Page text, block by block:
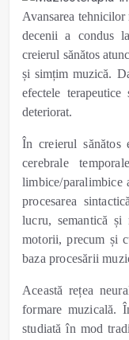
Avansarea
decenii a condus
creierul sănătos
și simțim muzică.
efectele terapeutice
deteriorat.
În creierul sănătos
cerebrale
limbice/paralimbice
procesarea
lucru, semantică și
motorii, precum și
baza procesării
Această rețea
formare muzicală.
studiată în mod